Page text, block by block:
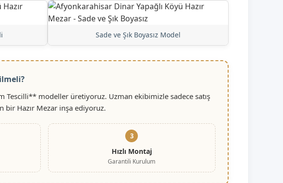
Sade ve Şık Boyasız Model
modeller üretiyoruz. Uzman ekibimizle sadece satış
bir Hazır Mezar inşa ediyoruz.
3
Hızlı Montaj
Garantili Kurulum